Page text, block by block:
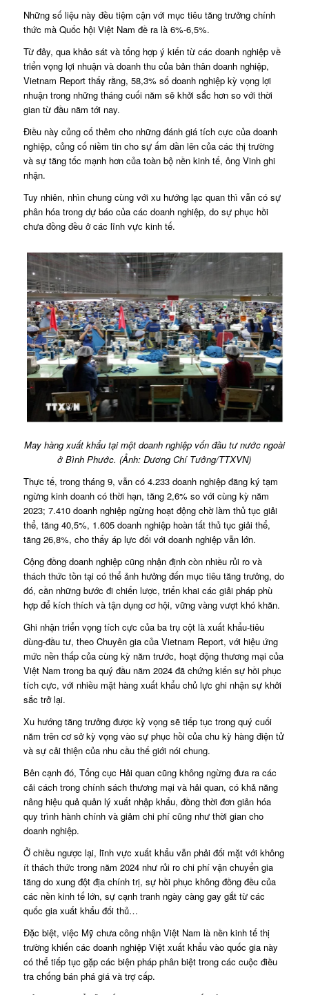
Những số liệu này đều tiệm cận với mục tiêu tăng trưởng chính
thức mà Quốc hội Việt Nam đề ra là 6%-6,5%.
Từ đây, qua khảo sát và tổng hợp ý kiến từ các doanh nghiệp về
triển vọng lợi nhuận và doanh thu của bản thân doanh nghiệp,
Vietnam Report thấy rằng, 58,3% số doanh nghiệp kỳ vọng lợi
nhuận trong những tháng cuối năm sẽ khởi sắc hơn so với thời
gian từ đầu năm tới nay.
Điều này củng cố thêm cho những đánh giá tích cực của doanh
nghiệp, củng cố niềm tin cho sự ấm dần lên của các thị trường
và sự tăng tốc mạnh hơn của toàn bộ nền kinh tế, ông Vinh ghi
nhận.
Tuy nhiên, nhìn chung cùng với xu hướng lạc quan thì vẫn có sự
phân hóa trong dự báo của các doanh nghiệp, do sự phục hồi
chưa đồng đều ở các lĩnh vực kinh tế.
May hàng xuất khẩu tại một doanh nghiệp vốn đầu tư nước ngoài
ở Bình Phước. (Ảnh: Dương Chí Tưởng/TTXVN)
Thực tế, trong tháng 9, vẫn có 4.233 doanh nghiệp đăng ký tạm
ngừng kinh doanh có thời hạn, tăng 2,6% so với cùng kỳ năm
2023; 7.410 doanh nghiệp ngừng hoạt động chờ làm thủ tục giải
thể, tăng 40,5%, 1.605 doanh nghiệp hoàn tất thủ tục giải thể,
tăng 26,8%, cho thấy áp lực đối với doanh nghiệp vẫn lớn.
Cộng đồng doanh nghiệp cũng nhận định còn nhiều rủi ro và
thách thức tồn tại có thể ảnh hưởng đến mục tiêu tăng trưởng, do
đó, cần những bước đi chiến lược, triển khai các giải pháp phù
hợp để kích thích và tận dụng cơ hội, vững vàng vượt khó khăn.
Ghi nhận triển vọng tích cực của ba trụ cột là xuất khẩu-tiêu
dùng-đầu tư, theo Chuyên gia của Vietnam Report, với hiệu ứng
mức nền thấp của cùng kỳ năm trước, hoạt động thương mại của
Việt Nam trong ba quý đầu năm 2024 đã chứng kiến sự hồi phục
tích cực, với nhiều mặt hàng xuất khẩu chủ lực ghi nhận sự khởi
sắc trở lại.
Xu hướng tăng trưởng được kỳ vọng sẽ tiếp tục trong quý cuối
năm trên cơ sở kỳ vọng vào sự phục hồi của chu kỳ hàng điện tử
và sự cải thiện của nhu cầu thế giới nói chung.
Bên cạnh đó, Tổng cục Hải quan cũng không ngừng đưa ra các
cải cách trong chính sách thương mại và hải quan, có khả năng
nâng hiệu quả quản lý xuất nhập khẩu, đồng thời đơn giản hóa
quy trình hành chính và giảm chi phí cũng như thời gian cho
doanh nghiệp.
Ở chiều ngược lại, lĩnh vực xuất khẩu vẫn phải đối mặt với không
ít thách thức trong năm 2024 như rủi ro chi phí vận chuyển gia
tăng do xung đột địa chính trị, sự hồi phục không đồng đều của
các nền kinh tế lớn, sự cạnh tranh ngày càng gay gắt từ các
quốc gia xuất khẩu đối thủ…
Đặc biệt, việc Mỹ chưa công nhận Việt Nam là nền kinh tế thị
trường khiến các doanh nghiệp Việt xuất khẩu vào quốc gia này
có thể tiếp tục gặp các biện pháp phân biệt trong các cuộc điều
tra chống bán phá giá và trợ cấp.